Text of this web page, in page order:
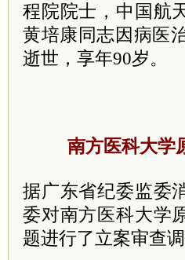
程院院士，中国航
黄培康同志因病医
逝世，享年90岁。
南方医科大学
据广东省纪委监委
委对南方医科大学
题进行了立案审查调